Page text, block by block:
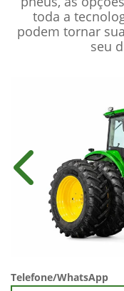
toda a
podem tornar
seu
Anterior
Telefone/WhatsApp